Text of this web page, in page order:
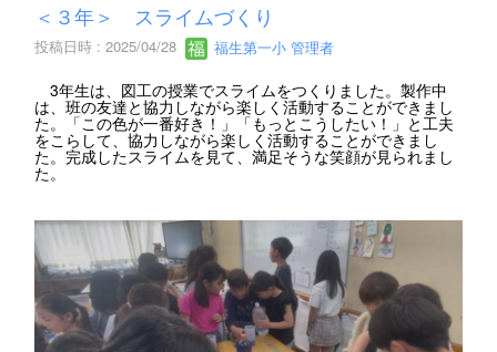
＜３年＞ スライムづくり
投稿日時 : 2025/04/28 福生第一小 管理者
3年生は、図工の授業でスライムをつくりました。製作中
は、班の友達と協力しながら楽しく活動することができまし
た。「この色が一番好き！」「もっとこうしたい！」と工夫
をこらして、協力しながら楽しく活動することができまし
た。完成したスライムを見て、満足そうな笑顔が見られまし
た。